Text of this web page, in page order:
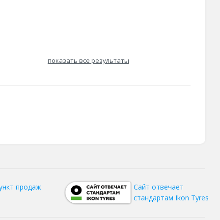
показать все результаты
продаж
Сайт отвечает
стандартам Ikon Tyres